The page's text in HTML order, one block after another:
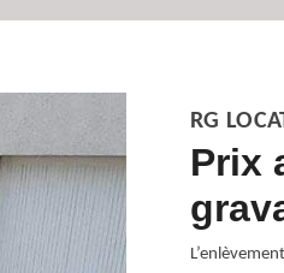
RG
– des
différentes méthodes.
Prix